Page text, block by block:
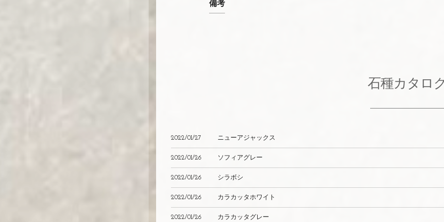
備考
石種カタロ
2022/01/27 ニューアジャックス
2022/01/26 ソフィアグレー
2022/01/26 シラボシ
2022/01/26 カラカッタホワイト
2022/01/26 カラカッタグレー